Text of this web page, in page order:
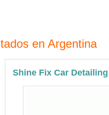
en Argentina
Shine Fix Car Detailing